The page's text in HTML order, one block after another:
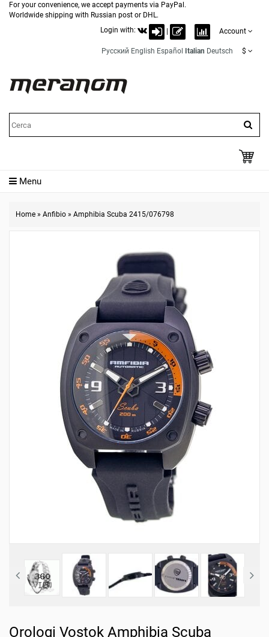
For your convenience, we accept payments via PayPal.
Worldwide shipping with Russian post or DHL.
Login with:
Account
Русский English Español Italian Deutsch $
Menu
Home » Anfibio » Amphibia Scuba 2415/076798
Orologi Vostok Amphibia Scuba